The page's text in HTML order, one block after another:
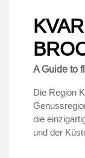
A Guide to
Die Region
die
und der